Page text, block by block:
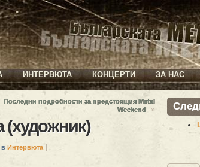
ИНТЕРВЮТА КОНЦЕРТИ ЗА НАС
Последни подробности за предстоящия Metal
Weekend
»
(художник)
в Интервюта